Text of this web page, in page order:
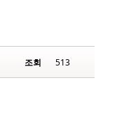
조회 513